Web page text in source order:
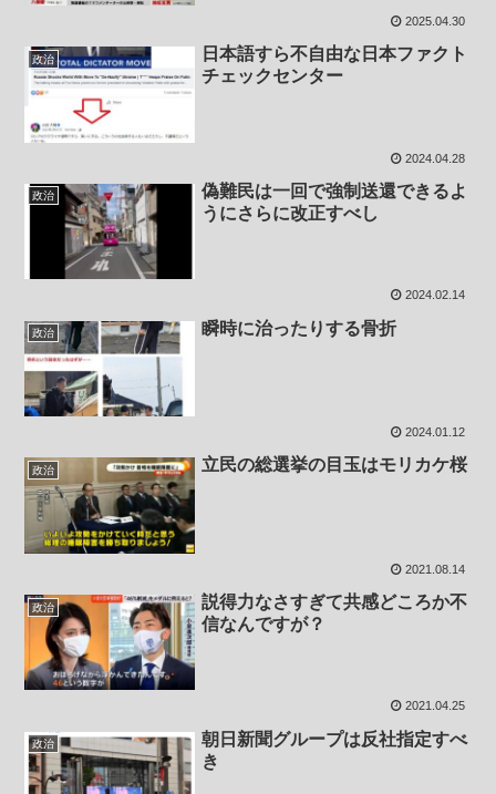
2025.04.30
政治
日本語すら不自由な日本ファクト
チェックセンター
2024.04.28
政治
偽難民は一回で強制送還できるよ
うにさらに改正すべし
2024.02.14
政治 瞬時に治ったりする骨折
2024.01.12
政治 立民の総選挙の目玉はモリカケ桜
2021.08.14
政治
説得力なさすぎて共感どころか不
信なんですが？
2021.04.25
政治
朝日新聞グループは反社指定すべ
き